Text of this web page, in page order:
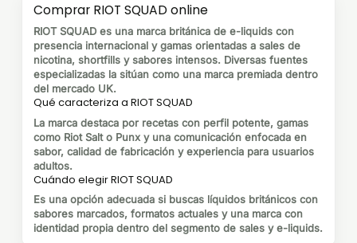
hasta
6,66€
Comprar RIOT SQUAD online
RIOT SQUAD es una marca británica de e-liquids con
presencia internacional y gamas orientadas a sales de
nicotina, shortfills y sabores intensos. Diversas fuentes
especializadas la sitúan como una marca premiada dentro
del mercado UK.
Qué caracteriza a RIOT SQUAD
La marca destaca por recetas con perfil potente, gamas
como Riot Salt o Punx y una comunicación enfocada en
sabor, calidad de fabricación y experiencia para usuarios
adultos.
Cuándo elegir RIOT SQUAD
Es una opción adecuada si buscas líquidos británicos con
sabores marcados, formatos actuales y una marca con
identidad propia dentro del segmento de sales y e-liquids.